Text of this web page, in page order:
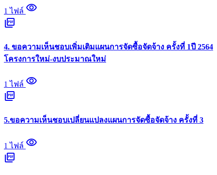
1 ไฟล์ visibility
picture_as_pdf
4. ขอความเห็นชอบเพิ่มเติมแผนการจัดซื้อจัดจ้าง ครั้งที่ 1ปี 2564
โครงการใหม่-งบประมาณใหม่
1 ไฟล์ visibility
picture_as_pdf
5.ขอความเห็นชอบเปลี่ยนแปลงแผนการจัดซื้อจัดจ้าง ครั้งที่ 3
1 ไฟล์ visibility
picture_as_pdf